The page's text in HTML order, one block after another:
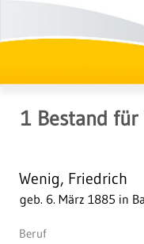
1 Bestand für
Wenig, Friedrich
geb. 6. März 1885 in
Beruf